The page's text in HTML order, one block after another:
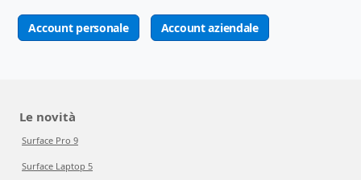
Account personale Account aziendale
Le novità
Surface Pro 9
Surface Laptop 5